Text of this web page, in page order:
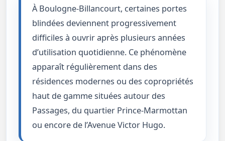
À Boulogne-Billancourt, certaines portes
blindées deviennent progressivement
difficiles à ouvrir après plusieurs années
d’utilisation quotidienne. Ce phénomène
apparaît régulièrement dans des
résidences modernes ou des copropriétés
haut de gamme situées autour des
Passages, du quartier Prince-Marmottan
ou encore de l’Avenue Victor Hugo.